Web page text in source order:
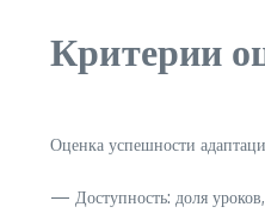
Критерии
Оценка успешности
— Доступность: доля